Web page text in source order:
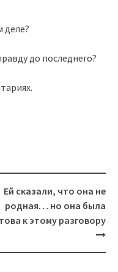
деле?
до последнего?
Ей сказали, что она не
родная… но она была
к этому разговору